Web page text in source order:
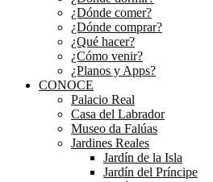
¿Dónde comer?
¿Dónde comprar?
¿Qué hacer?
¿Cómo venir?
¿Planos y Apps?
CONOCE
Palacio Real
Casa del Labrador
Museo da Falúas
Jardines Reales
Jardín de la Isla
Jardín del Príncipe